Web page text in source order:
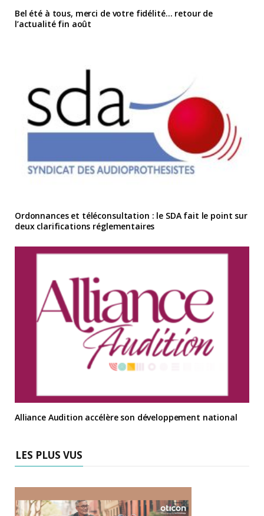
Bel été à tous, merci de votre fidélité… retour de
l’actualité fin août
Ordonnances et téléconsultation : le SDA fait le point sur
deux clarifications réglementaires
Alliance Audition accélère son développement national
LES PLUS VUS